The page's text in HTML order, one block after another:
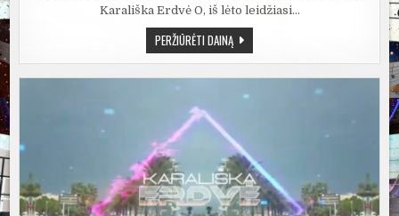
Karališka Erdvė O, iš lėto leidžiasi…
PERŽIŪRĖTI DAINĄKARALIŠKA
ERDVĖ,
JOVANI,
SAULĖ